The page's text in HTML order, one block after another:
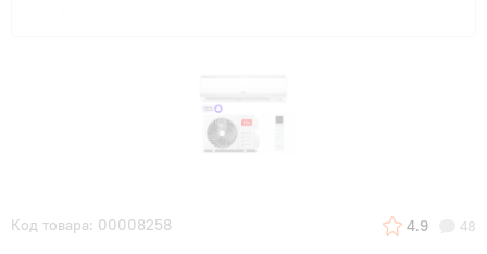
Код товара: 00008258 4.9 48